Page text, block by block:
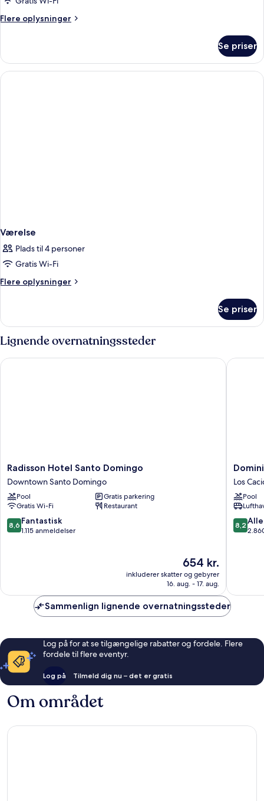
Flere oplysninger
Flere
Se priser
Værelse
Plads til 4 personer
Gratis Wi-Fi
Flere oplysninger
Flere
Se priser
Lignende overnatningssteder
Radisson
Hotel
Santo
Domingo
Downtown
Santo
Domingo
Radisson Hotel Santo Domingo
Downtown Santo Domingo
Pool
Gratis parkering
Gratis Wi-Fi
Restaurant
8.6
ud
8,6 Fantastisk
1.115 anmeldelser
Prisen
er
654 kr.
654 kr.
inkluderer skatter og gebyrer
16. aug. - 17. aug.
Radisson Hotel Santo Domingo
Fiesta
Hotel
Los
Los
Pool
8.2
ud
8,2
Sammenlign lignende overnatningssteder
Log på for at se tilgængelige rabatter og fordele. Flere
fordele til flere eventyr.
Log på Tilmeld dig nu – det er gratis
Om området